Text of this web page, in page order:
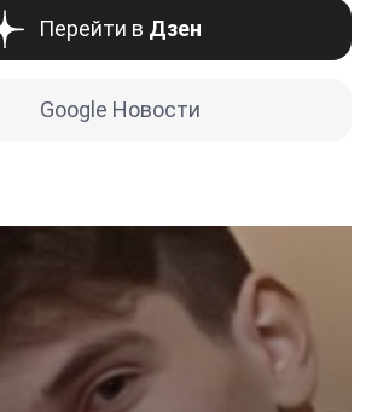
Перейти в Дзен
Google Новости